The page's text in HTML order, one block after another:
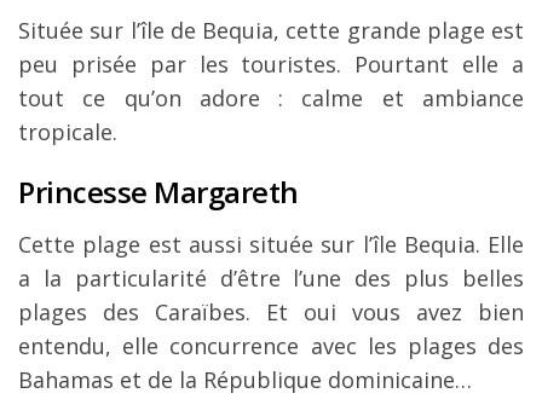
Située sur l’île de Bequia, cette grande plage est
peu prisée par les touristes. Pourtant elle a
tout ce qu’on adore : calme et ambiance
tropicale.
Princesse Margareth
Cette plage est aussi située sur l’île Bequia. Elle
a la particularité d’être l’une des plus belles
plages des Caraïbes. Et oui vous avez bien
entendu, elle concurrence avec les plages des
Bahamas et de la République dominicaine…